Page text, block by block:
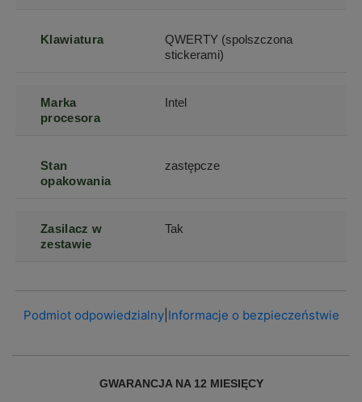
Klawiatura
QWERTY (spolszczona
stickerami)
Marka
procesora
Intel
Stan
opakowania
zastępcze
Zasilacz w
zestawie
Tak
Podmiot odpowiedzialny| Informacje o bezpieczeństwie
GWARANCJA NA 12 MIESIĘCY